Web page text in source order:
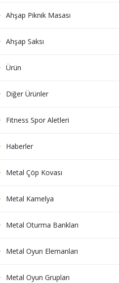
Ahşap Piknik Masası
Ahşap Saksı
Ürün
Diğer Ürünler
Fitness Spor Aletleri
Haberler
Metal Çöp Kovası
Metal Kamelya
Metal Oturma Bankları
Metal Oyun Elemanları
Metal Oyun Grupları